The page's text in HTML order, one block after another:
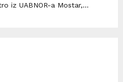
iz UABNOR-a Mostar,...